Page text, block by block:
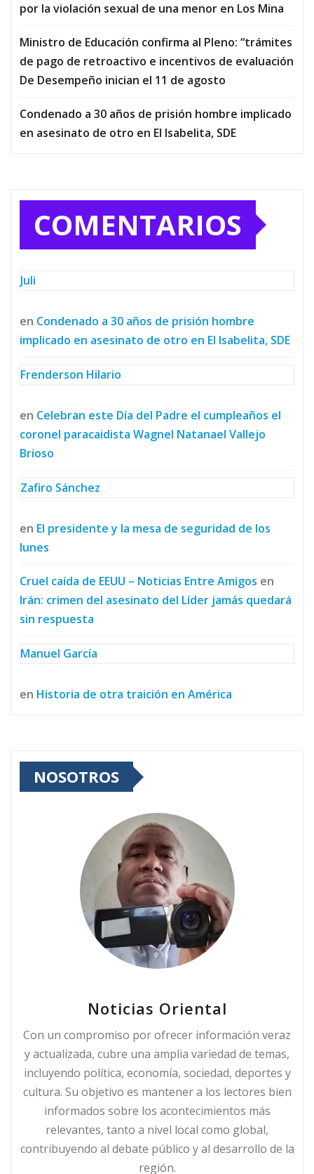
por la violación sexual de una menor en Los Mina
Ministro de Educación confirma al Pleno: “trámites
de pago de retroactivo e incentivos de evaluación
De Desempeño inician el 11 de agosto
Condenado a 30 años de prisión hombre implicado
en asesinato de otro en El Isabelita, SDE
COMENTARIOS
Juli
en Condenado a 30 años de prisión hombre
implicado en asesinato de otro en El Isabelita, SDE
Frenderson Hilario
en Celebran este Día del Padre el cumpleaños el
coronel paracaidista Wagnel Natanael Vallejo
Brioso
Zafiro Sánchez
en El presidente y la mesa de seguridad de los
lunes
Cruel caída de EEUU – Noticias Entre Amigos en
Irán: crimen del asesinato del Líder jamás quedará
sin respuesta
Manuel García
en Historia de otra traición en América
NOSOTROS
Noticias Oriental
Con un compromiso por ofrecer información veraz
y actualizada, cubre una amplia variedad de temas,
incluyendo política, economía, sociedad, deportes y
cultura. Su objetivo es mantener a los lectores bien
informados sobre los acontecimientos más
relevantes, tanto a nivel local como global,
contribuyendo al debate público y al desarrollo de la
región.